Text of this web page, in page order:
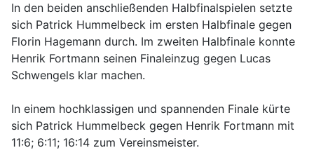
In den beiden anschließenden Halbfinalspielen setzte
sich Patrick Hummelbeck im ersten Halbfinale gegen
Florin Hagemann durch. Im zweiten Halbfinale konnte
Henrik Fortmann seinen Finaleinzug gegen Lucas
Schwengels klar machen.
In einem hochklassigen und spannenden Finale kürte
sich Patrick Hummelbeck gegen Henrik Fortmann mit
11:6; 6:11; 16:14 zum Vereinsmeister.